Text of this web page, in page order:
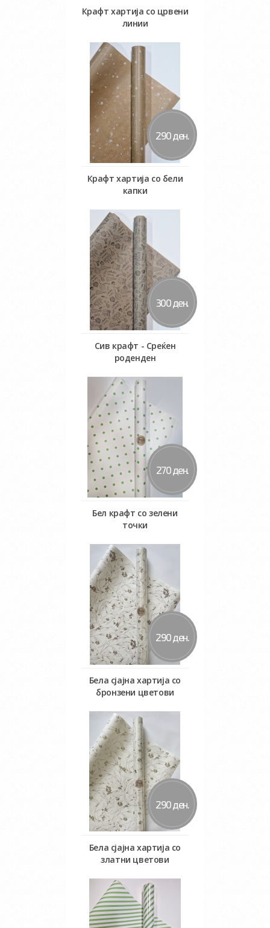
Крафт хартија со црвени
линии
Во кошничка
290 ден.
Крафт хартија со бели
капки
Во кошничка
300 ден.
Сив крафт - Среќен
роденден
Во кошничка
270 ден.
Бел крафт со зелени
точки
Во кошничка
290 ден.
Бела сјајна хартија со
бронзени цветови
Во кошничка
290 ден.
Бела сјајна хартија со
златни цветови
Во кошничка